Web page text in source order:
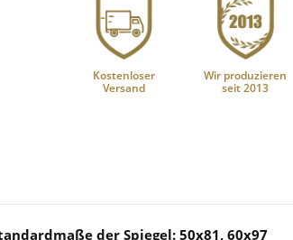
Kostenloser
Versand
Wir produzieren
seit 2013
der Spiegel: 50x81, 60x97